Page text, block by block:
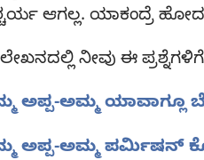
ಆಗಲ್ಲ. ಯಾಕಂದ್ರೆ ಹೋದ
ನೀವು ಈ
ಅಪ್ಪ-ಅಮ್ಮ ಯಾವಾಗ್ಲೂ
ಅಪ್ಪ-ಅಮ್ಮ ಪರ್ಮಿಷನ್‌